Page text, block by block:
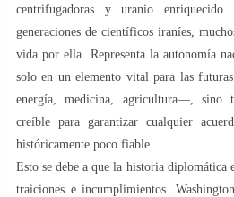
centrifugadoras y uranio
generaciones de científicos iraníes,
vida por ella. Representa la autonomía
solo en un elemento vital para las
energía, medicina, agricultura—, sino
creíble para garantizar cualquier
históricamente poco fiable.
Esto se debe a que la historia diplomática
traiciones e incumplimientos.